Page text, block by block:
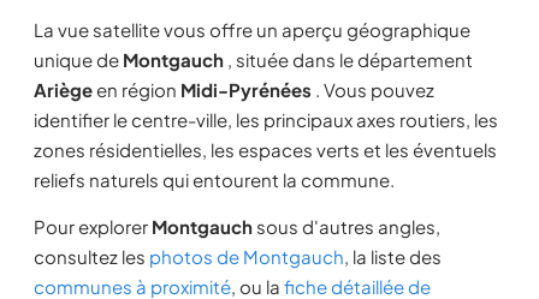
La vue satellite vous offre un aperçu géographique
unique de Montgauch , située dans le département
Ariègeen région Midi-Pyrénées . Vous pouvez
identifier le centre-ville, les principaux axes routiers, les
zones résidentielles, les espaces verts et les éventuels
reliefs naturels qui entourent la commune.
Pour explorer Montgauch sous d'autres angles,
consultez les photos de Montgauch, la liste des
communes à proximité, ou la fiche détaillée de